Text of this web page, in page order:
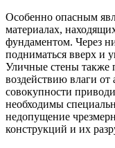
Особенно опасным
материалах,
фундаментом. Через
подниматься вверх и
Уличные стены также
воздействию влаги от
совокупности
необходимы
недопущение
конструкций и их